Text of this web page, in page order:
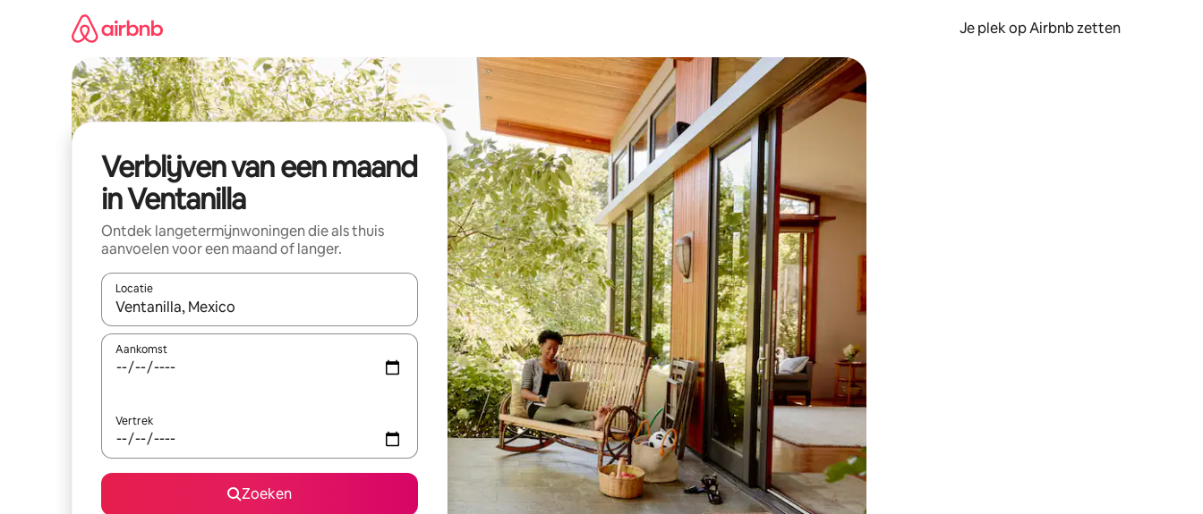
Je plek op Airbnb zetten
Verblijven van een maand
in Ventanilla
Ontdek langetermijnwoningen die als thuis
aanvoelen voor een maand of langer.
Locatie
Wanneer er resultaten beschikbaar zijn, maak je een keuze met je de pijltjestoetsen omhoog en omlaag, óf door te tikken of swipen.
Aankomst
Vertrek
Zoeken